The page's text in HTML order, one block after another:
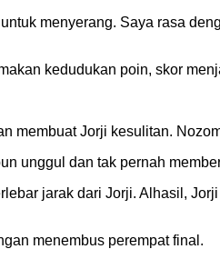
menyerang. Saya rasa
kedudukan poin, skor
membuat Jorji kesulitan.
unggul dan tak pernah
jarak dari Jorji. Alhasil,
menembus perempat final.